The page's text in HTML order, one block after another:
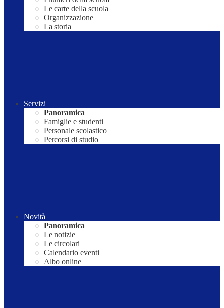
Le carte della scuola
Organizzazione
La storia
Servizi
Panoramica
Famiglie e studenti
Personale scolastico
Percorsi di studio
Novità
Panoramica
Le notizie
Le circolari
Calendario eventi
Albo online